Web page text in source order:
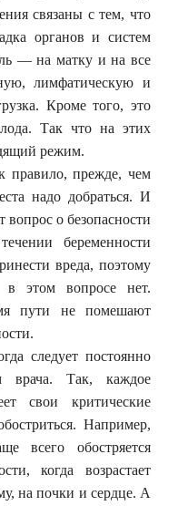
связаны с тем, что
органов и систем
— на матку и на все
лимфатическую и
Кроме того, это
Так что на этих
режим.
прежде, чем
надо добраться. И
о безопасности
беременности
вреда, поэтому
в этом вопросе нет.
пути не помешают
следует постоянно
врача. Так, каждое
свои критические
Например,
всего обостряется
когда возрастает
на почки и сердце. А